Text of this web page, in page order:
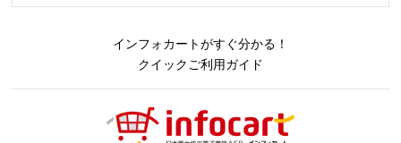
インフォカートがすぐ分かる！
クイックご利用ガイド